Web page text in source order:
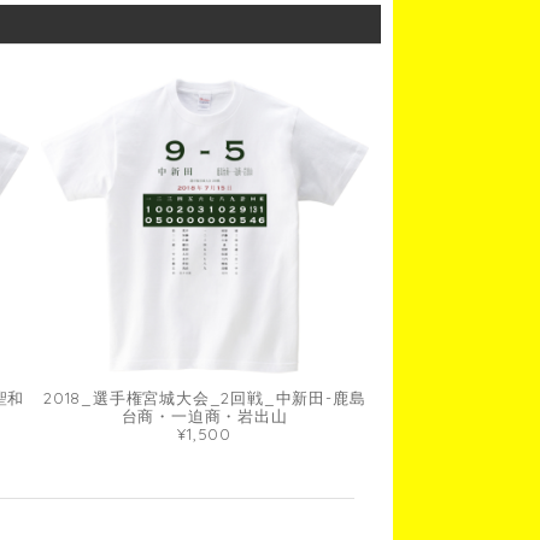
和
2018_選手権宮城大会_2回戦_中新田-鹿島
台商・一迫商・岩出山
¥1,500